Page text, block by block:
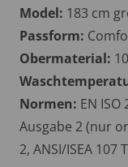
Model: 183 cm
Passform:
Obermaterial:
Normen: EN ISO
Ausgabe 2 (nur
2, ANSI/ISEA 107